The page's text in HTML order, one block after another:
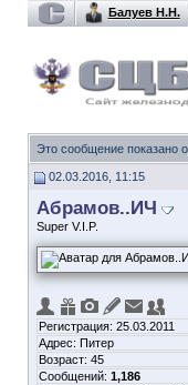
Балуев Н.Н.
Это сообщение показано
02.03.2016, 11:15
Абрамов..ИЧ
Super V.I.P.
Регистрация: 25.03.2011
Адрес: Питер
Возраст: 45
Сообщений: 1,186